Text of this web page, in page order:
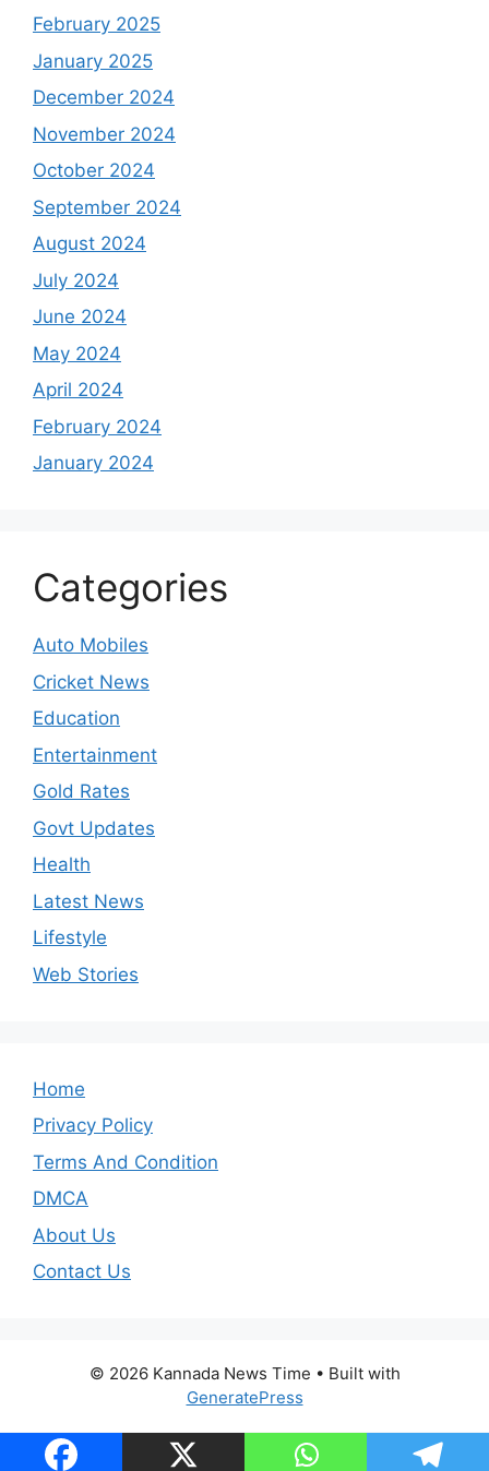
February 2025
January 2025
December 2024
November 2024
October 2024
September 2024
August 2024
July 2024
June 2024
May 2024
April 2024
February 2024
January 2024
Categories
Auto Mobiles
Cricket News
Education
Entertainment
Gold Rates
Govt Updates
Health
Latest News
Lifestyle
Web Stories
Home
Privacy Policy
Terms And Condition
DMCA
About Us
Contact Us
© 2026 Kannada News Time • Built with
GeneratePress